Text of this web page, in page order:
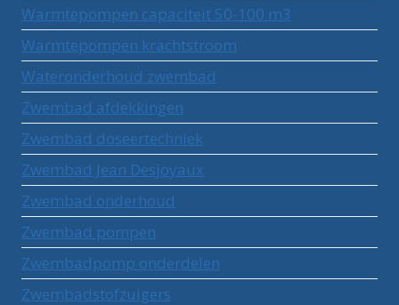
Warmtepompen capaciteit 50-100 m3
Warmtepompen krachtstroom
Wateronderhoud zwembad
Zwembad afdekkingen
Zwembad doseertechniek
Zwembad Jean Desjoyaux
Zwembad onderhoud
Zwembad pompen
Zwembadpomp onderdelen
Zwembadstofzuigers